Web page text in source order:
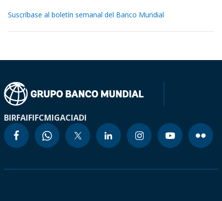
Suscríbase al boletín semanal del Banco Mundial
BIRFAIFIFCMIGACIADI